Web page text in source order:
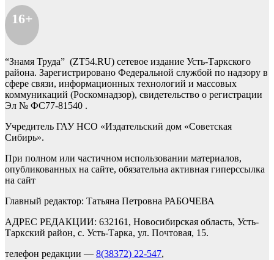
16+
“Знамя Труда” (ZT54.RU) сетевое издание Усть-Таркского
района. Зарегистрировано Федеральной службой по надзору в
сфере связи, информационных технологий и массовых
коммуникаций (Роскомнадзор), свидетельство о регистрации
Эл № ФС77-81540 .
Учредитель ГАУ НСО «Издательский дом «Советская
Сибирь».
При полном или частичном использовании материалов,
опубликованных на сайте, обязательна активная гиперссылка
на сайт
Главный редактор: Татьяна Петровна РАБОЧЕВА
АДРЕС РЕДАКЦИИ: 632161, Новосибирская область, Усть-
Таркский район, с. Усть-Тарка, ул. Почтовая, 15.
телефон редакции — 8(38372) 22-547,